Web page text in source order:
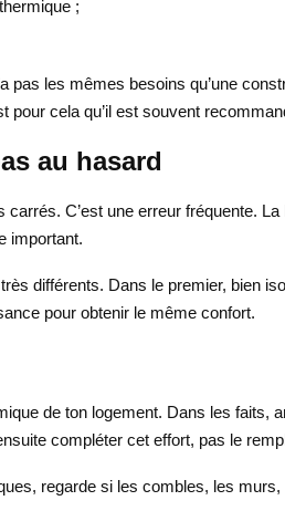
;
pas les mêmes besoins qu’une
cela qu’il est souvent
au hasard
C’est une erreur fréquente.
important.
différents. Dans le premier, bien
pour obtenir le même confort.
de ton logement. Dans les faits,
compléter cet effort, pas le
regarde si les combles, les